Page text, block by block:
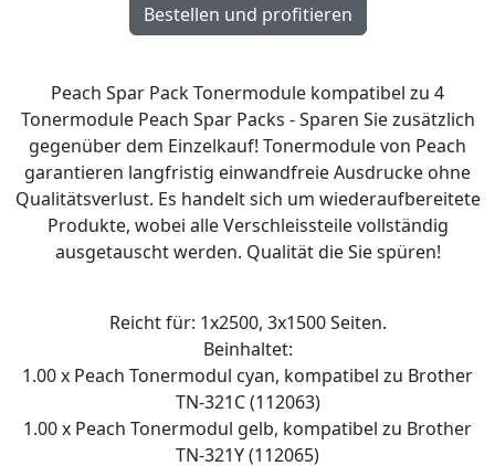
Peach Spar Pack Tonermodule kompatibel zu 4
Tonermodule Peach Spar Packs - Sparen Sie zusätzlich
gegenüber dem Einzelkauf! Tonermodule von Peach
garantieren langfristig einwandfreie Ausdrucke ohne
Qualitätsverlust. Es handelt sich um wiederaufbereitete
Produkte, wobei alle Verschleissteile vollständig
ausgetauscht werden. Qualität die Sie spüren!
Reicht für: 1x2500, 3x1500 Seiten.
Beinhaltet:
1.00 x Peach Tonermodul cyan, kompatibel zu Brother
TN-321C (112063)
1.00 x Peach Tonermodul gelb, kompatibel zu Brother
TN-321Y (112065)